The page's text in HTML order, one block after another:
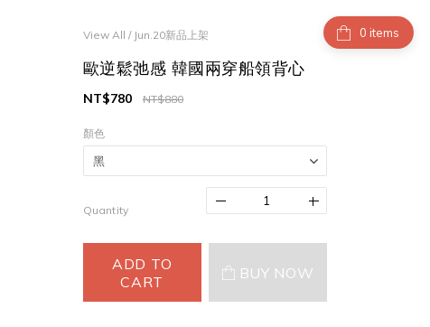
items
View All / Jun.20新品上架
歐逆鬆弛感 韓國兩穿船領背心
NT$880
NT$780
顏色
Quantity
ADD TO
CART
BUY NOW